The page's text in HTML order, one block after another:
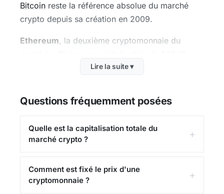
Bitcoin reste la référence absolue du marché
crypto depuis sa création en 2009.
Ethereum, la deuxième cryptomonnaie du
Md€ à un prix de 1 658,48 €. Sa blockchain est
NFT
et de nombreuses applications
décentralisées.
Le top 5 est complété par Bitcoin, Ethereum,
Tether, BNB, USDC, qui ensemble représentent
classement évolue en permanence en fonction
de l'offre et de la demande sur les 1 506
Lire la suite ▾
Questions fréquemment posées
Quelle est la capitalisation totale du
marché crypto ?
Comment est fixé le prix d'une
cryptomonnaie ?